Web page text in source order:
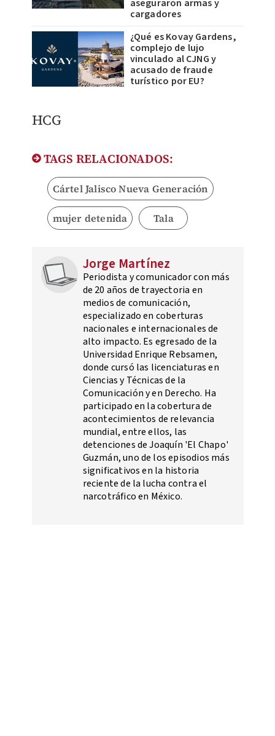
aseguraron armas y
cargadores
¿Qué es Kovay Gardens,
complejo de lujo
vinculado al CJNG y
acusado de fraude
turístico por EU?
​HCG
TAGS RELACIONADOS:
Cártel Jalisco Nueva Generación
mujer detenida Tala
Jorge Martínez
Periodista y comunicador con más
de 20 años de trayectoria en
medios de comunicación,
especializado en coberturas
nacionales e internacionales de
alto impacto. Es egresado de la
Universidad Enrique Rebsamen,
donde cursó las licenciaturas en
Ciencias y Técnicas de la
Comunicación y en Derecho. Ha
participado en la cobertura de
acontecimientos de relevancia
mundial, entre ellos, las
detenciones de Joaquín 'El Chapo'
Guzmán, uno de los episodios más
significativos en la historia
reciente de la lucha contra el
narcotráfico en México.